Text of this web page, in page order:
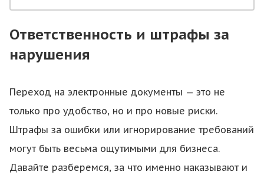
Ответственность и штрафы за
нарушения
Переход на электронные документы — это не
только про удобство, но и про новые риски.
Штрафы за ошибки или игнорирование требований
могут быть весьма ощутимыми для бизнеса.
Давайте разберемся, за что именно наказывают и